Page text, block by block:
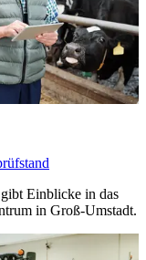
Einblicke in das
in Groß-Umstadt.